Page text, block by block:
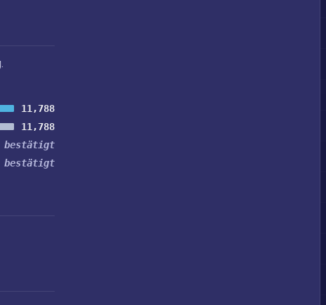
11,788
11,788
bestätigt
bestätigt